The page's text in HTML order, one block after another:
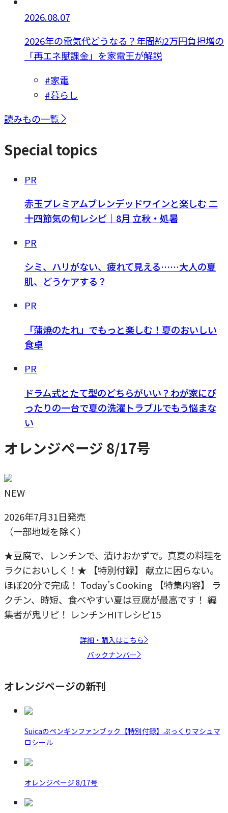
2026.08.07
2026年の電気代どうなる？年間約2万円負担増の
「再エネ賦課金」を家電王が解説
#家電
#暮らし
読みもの一覧
Special topics
PR
赤玉プレミアムブレンデッドワインと楽しむ 二
十四節気の旬レシピ｜8月 立秋・処暑
PR
シミ、ハリがない、疲れて見える……大人の夏
肌、どうケアする？
PR
「蒲焼のたれ」でもっと楽しむ！夏のおいしい
食卓
PR
ドラム式とたて型のどちらがいい？わが家にぴ
ったりの一台で夏の洗濯トラブルでもう悩まな
い
オレンジページ 8/17号
NEW
2026年7月31日発売
（一部地域を除く）
★豆腐で、レンチンで、漬けおかずで。真夏の料理を
ラクにおいしく！★ 【特別付録】 献立に困らない。
ほぼ20分で完成！ Today’s Cooking 【特集内容】 ラ
クチン、時短、食べやすい夏は豆腐が最高です！ 編
集者が鬼リピ！ レンチンHITレシピ15
詳細・購入はこちら
バックナンバー
オレンジページの新刊
Suicaのペンギンファンブック【特別付録】ぷっくりマシュマ
ロシール
オレンジページ 8/17号